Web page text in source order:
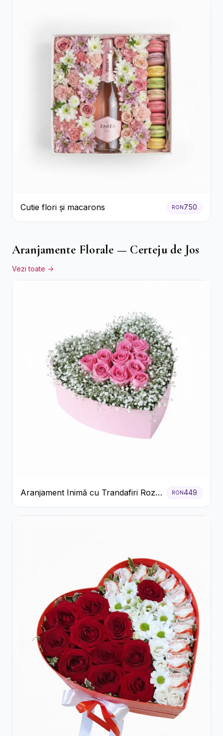
Cutie flori și macarons RON750
Aranjamente Florale — Certeju de Jos
Vezi toate →
Aranjament Inimă cu Trandafiri Roz
și Gypsophila Albă
RON449